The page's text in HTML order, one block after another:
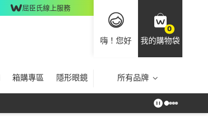
屈臣氏線上服務
嗨！您好
0
我的購物袋
箱購專區 隱形眼鏡 所有品牌